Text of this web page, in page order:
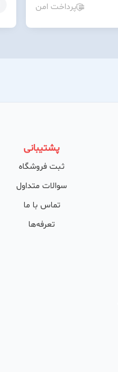
پرداخت امن
پشتیبانی
ثبت فروشگاه
سوالات متداول
تماس با ما
تعرفه‌ها